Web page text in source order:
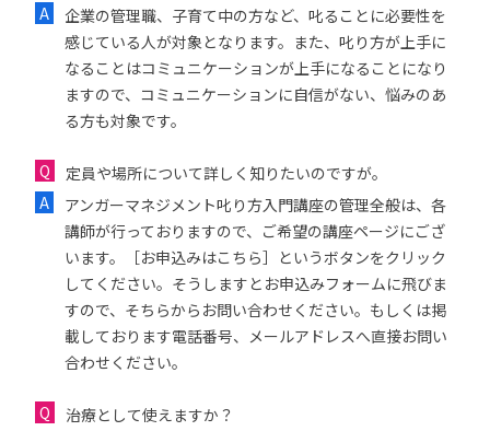
企業の管理職、子育て中の方など、叱ることに必要性を
感じている人が対象となります。また、叱り方が上手に
なることはコミュニケーションが上手になることになり
ますので、コミュニケーションに自信がない、悩みのあ
る方も対象です。
定員や場所について詳しく知りたいのですが。
アンガーマネジメント叱り方入門講座の管理全般は、各
講師が行っておりますので、ご希望の講座ページにござ
います。［お申込みはこちら］というボタンをクリック
してください。そうしますとお申込みフォームに飛びま
すので、そちらからお問い合わせください。もしくは掲
載しております電話番号、メールアドレスへ直接お問い
合わせください。
治療として使えますか？